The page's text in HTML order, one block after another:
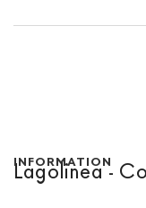
INFORMATION
Lagolinea -